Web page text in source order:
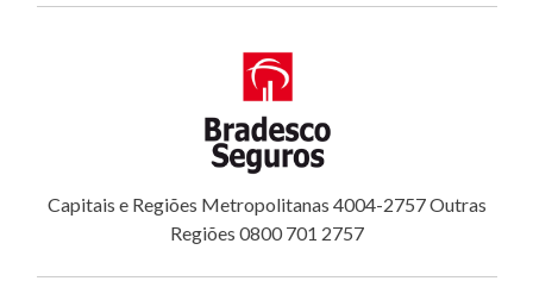
Capitais e Regiões Metropolitanas 4004-2757 Outras
Regiões 0800 701 2757